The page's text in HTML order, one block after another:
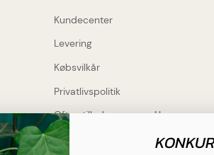
Kundecenter
Levering
Købsvilkår
Privatlivspolitik
Ofte stillede spørgsmål